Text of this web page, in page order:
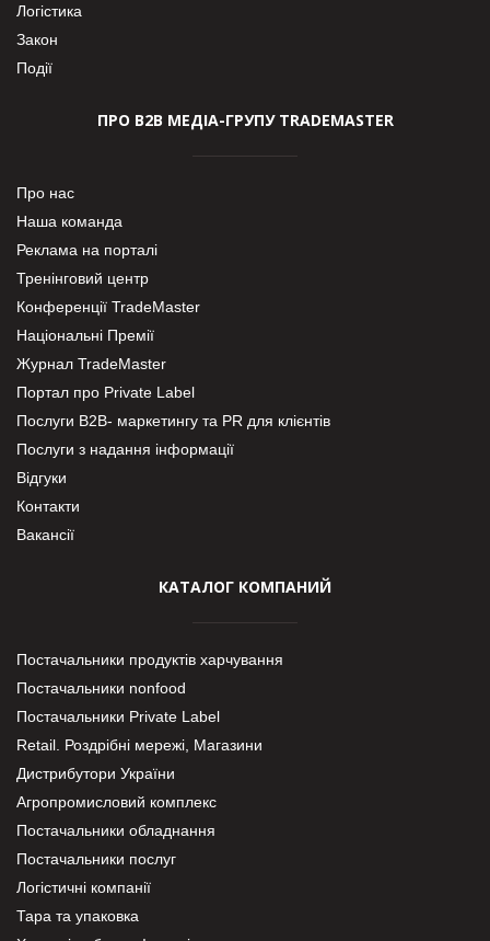
Логістика
Закон
Події
ПРО В2В МЕДІА-ГРУПУ TRADEMASTER
Про нас
Наша команда
Реклама на порталі
Тренінговий центр
Конференції TradeMaster
Національні Премії
Журнал TradeMaster
Портал про Private Label
Послуги В2В- маркетингу та PR для клієнтів
Послуги з надання інформації
Відгуки
Контакти
Вакансії
КАТАЛОГ КОМПАНИЙ
Постачальники продуктів харчування
Постачальники nonfood
Постачальники Private Label
Retail. Роздрібні мережі, Магазини
Дистрибутори України
Агропромисловий комплекс
Постачальники обладнання
Постачальники послуг
Логістичні компанії
Тара та упаковка